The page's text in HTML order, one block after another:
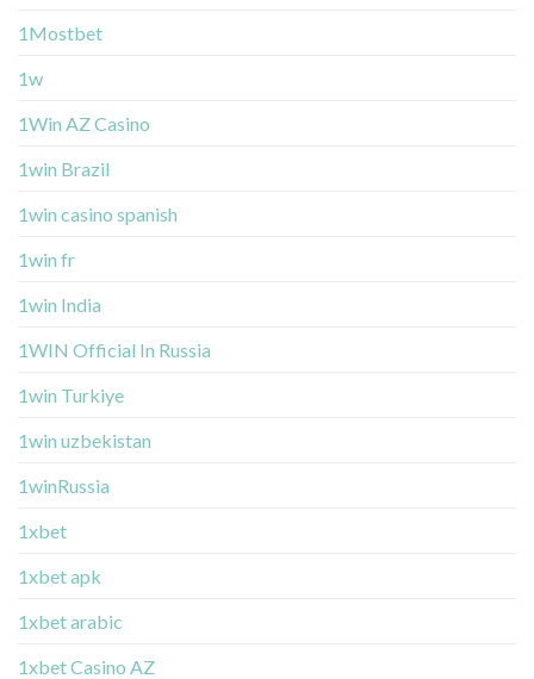
1Mostbet
1w
1Win AZ Casino
1win Brazil
1win casino spanish
1win fr
1win India
1WIN Official In Russia
1win Turkiye
1win uzbekistan
1winRussia
1xbet
1xbet apk
1xbet arabic
1xbet Casino AZ